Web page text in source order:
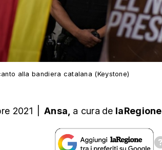
alla bandiera catalana (Keystone)
2021 Ansa, a cura de laRegione